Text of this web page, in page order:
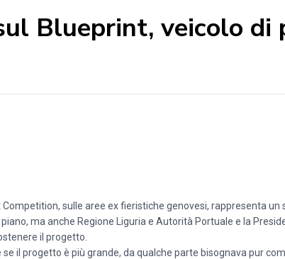
Blueprint, veicolo di
Competition, sulle aree ex fieristiche genovesi, rappresenta
ma anche Regione Liguria e Autorità Portuale e la
il progetto.
il progetto è più grande, da qualche parte bisognava pur